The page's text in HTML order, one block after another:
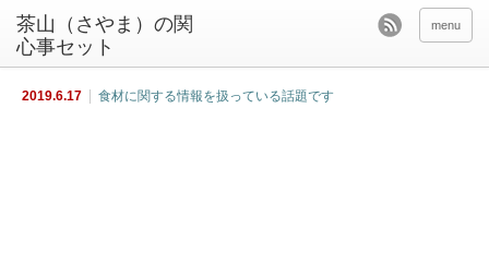
茶山（さやま）の関
心事セット
menu
2019.6.17 食材に関する情報を扱っている話題です